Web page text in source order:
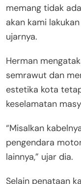
memang tidak
akan kami
ujarnya.
Herman
semrawut dan
estetika kota
keselamatan
“Misalkan
pengendara
lainnya,” ujar dia.
Selain penataan